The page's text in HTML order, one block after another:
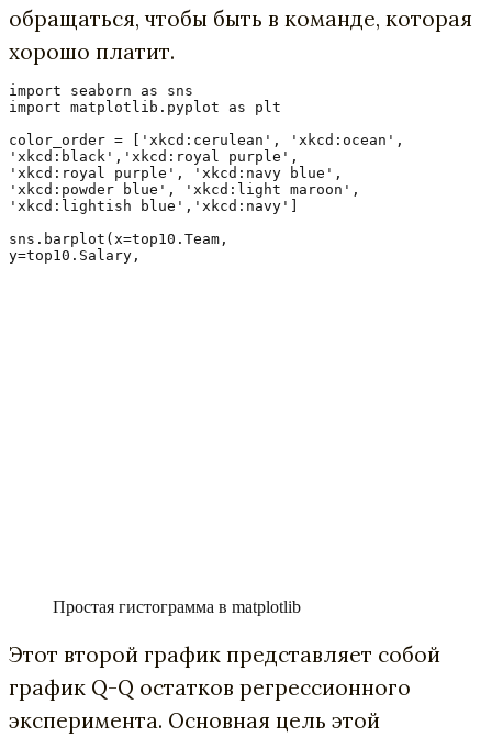
обращаться, чтобы быть в команде, которая
хорошо платит.
import seaborn as sns
import matplotlib.pyplot as plt
color_order = ['xkcd:cerulean', 'xkcd:ocean',
'xkcd:black','xkcd:royal purple',
'xkcd:royal purple', 'xkcd:navy blue',
'xkcd:powder blue', 'xkcd:light maroon',
'xkcd:lightish blue','xkcd:navy']
sns.barplot(x=top10.Team,
y=top10.Salary,
Простая гистограмма в matplotlib
Этот второй график представляет собой
график Q-Q остатков регрессионного
эксперимента. Основная цель этой